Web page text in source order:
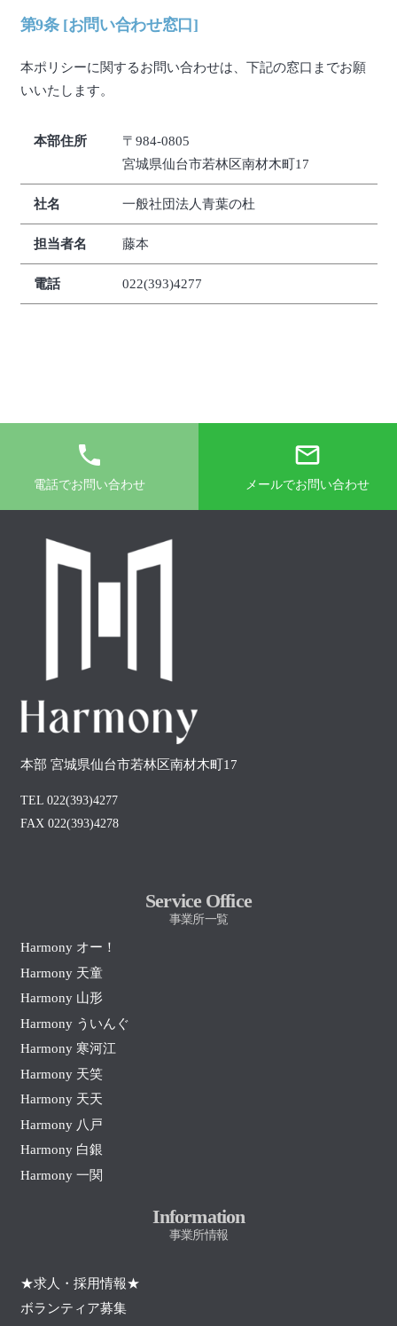
第9条 [お問い合わせ窓口]
本ポリシーに関するお問い合わせは、下記の窓口までお願
いいたします。
本部住所
〒984-0805
宮城県仙台市若林区南材木町17
社名 一般社団法人青葉の杜
担当者名 藤本
電話 022(393)4277
phone
電話でお問い合わせ
mail_outline
メールでお問い合わせ
本部 宮城県仙台市若林区南材木町17
TEL 022(393)4277
FAX 022(393)4278
Service Office
事業所一覧
Harmony オー！
Harmony 天童
Harmony 山形
Harmony ういんぐ
Harmony 寒河江
Harmony 天笑
Harmony 天天
Harmony 八戸
Harmony 白銀
Harmony 一関
Information
事業所情報
★求人・採用情報★
ボランティア募集